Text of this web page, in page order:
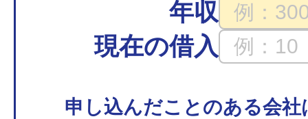
年収
現在の借入
申し込んだことのある会社